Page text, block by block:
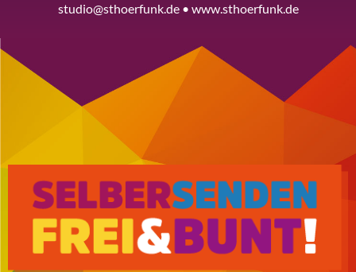
studio@sthoerfunk.de • www.sthoerfunk.de